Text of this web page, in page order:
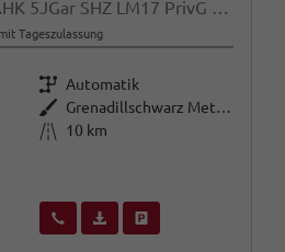
Tageszulassung
Getriebe Automatik
Außenfarbe
Grenadillschwarz Metallic
Kilometerstand
10 km
Wir rufen Sie anFahrzeugexposé (PDF)